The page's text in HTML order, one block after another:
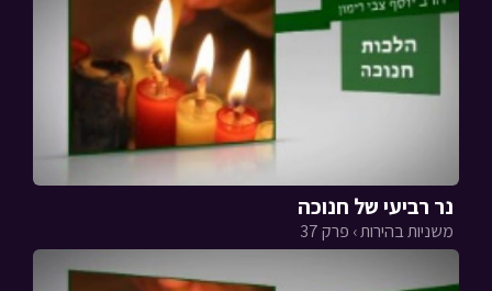
נר רביעי של חנוכה
משניות בהירות › פרק 37